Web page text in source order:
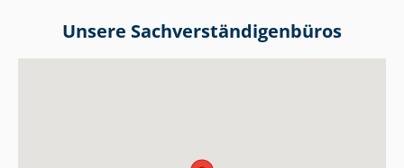
Unsere Sach­ver­stän­di­gen­bü­ros